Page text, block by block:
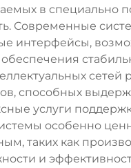
в специально
Современные
интерфейсы,
способных
услуги
особенно
таких как
и